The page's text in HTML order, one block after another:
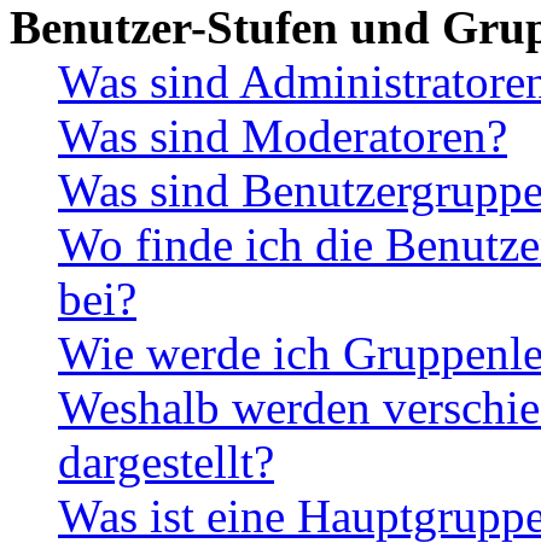
Benutzer-Stufen und
Was sind
Was sind Moderatoren?
Was sind
Wo finde ich die
bei?
Wie werde ich
Weshalb werden
dargestellt?
Was ist eine